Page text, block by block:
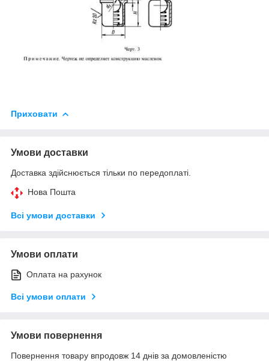
Приховати
Умови доставки
Доставка здійснюється тільки по передоплаті.
Нова Пошта
Всі умови доставки
Умови оплати
Оплата на рахунок
Всі умови оплати
Умови повернення
Повернення товару впродовж 14 днів за домовленістю